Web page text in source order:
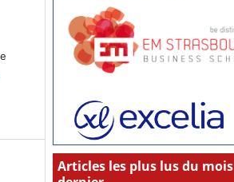
Articles les plus lus du mois